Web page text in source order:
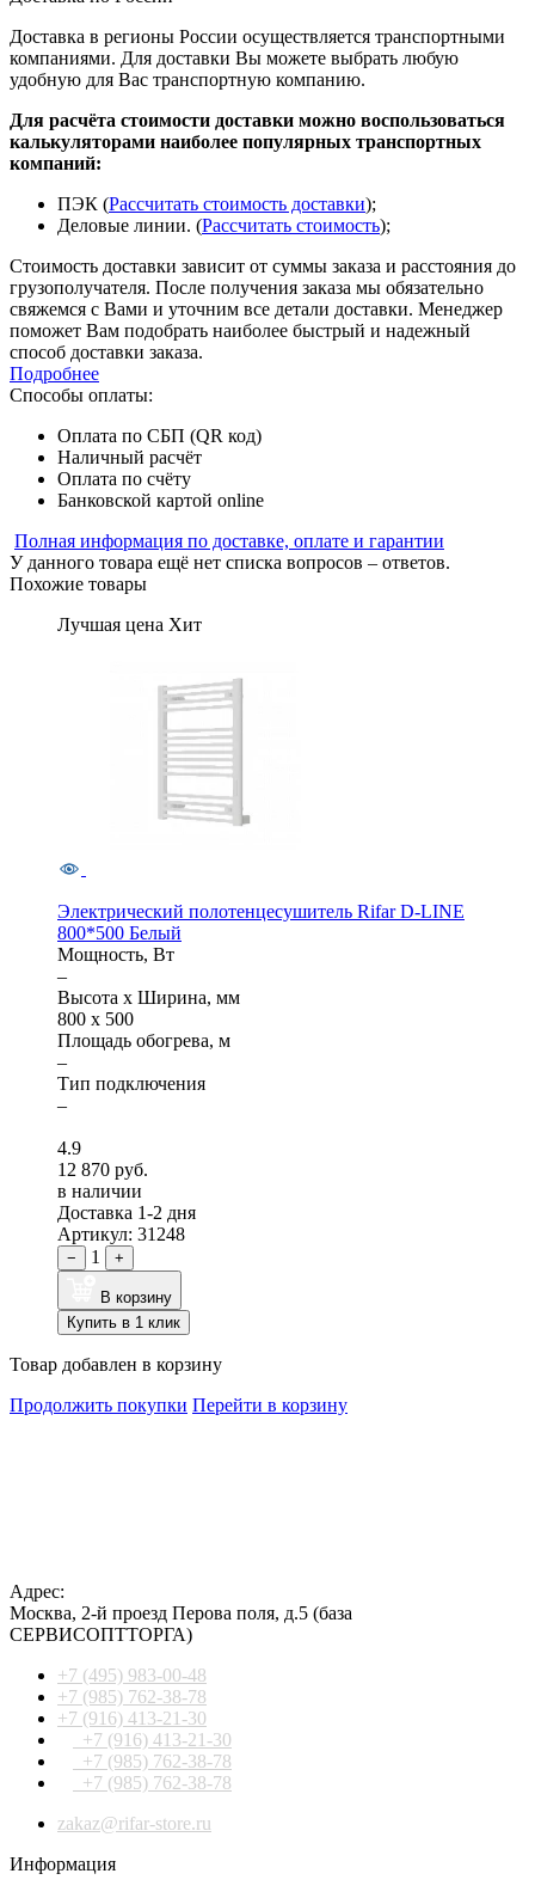
Доставка в регионы России осуществляется транспортными
компаниями. Для доставки Вы можете выбрать любую
удобную для Вас транспортную компанию.
Для расчёта стоимости доставки можно воспользоваться
калькуляторами наиболее популярных транспортных
компаний:
ПЭК (Рассчитать стоимость доставки);
Деловые линии. (Рассчитать стоимость);
Стоимость доставки зависит от суммы заказа и расстояния до
грузополучателя. После получения заказа мы обязательно
свяжемся с Вами и уточним все детали доставки. Менеджер
поможет Вам подобрать наиболее быстрый и надежный
способ доставки заказа.
Подробнее
Способы оплаты:
Оплата по СБП (QR код)
Наличный расчёт
Оплата по счёту
Банковской картой online
Полная информация по доставке, оплате и гарантии
У данного товара ещё нет списка вопросов – ответов.
Похожие товары
Лучшая цена Хит
Электрический полотенцесушитель Rifar D-LINE
800*500 Белый
Мощность, Вт
–
Высота x Ширина, мм
800 x 500
Площадь обогрева, м
–
Тип подключения
–
4.9
12 870 руб.
в наличии
Доставка 1-2 дня
Артикул: 31248
− 1 +
В корзину
Купить в 1 клик
Товар добавлен в корзину
Продолжить покупки Перейти в корзину
Адрес:
Москва, 2-й проезд Перова поля, д.5 (база
СЕРВИСОПТТОРГА)
+7 (495) 983-00-48
+7 (985) 762-38-78
+7 (916) 413-21-30
+7 (916) 413-21-30
+7 (985) 762-38-78
+7 (985) 762-38-78
zakaz@rifar-store.ru
Информация